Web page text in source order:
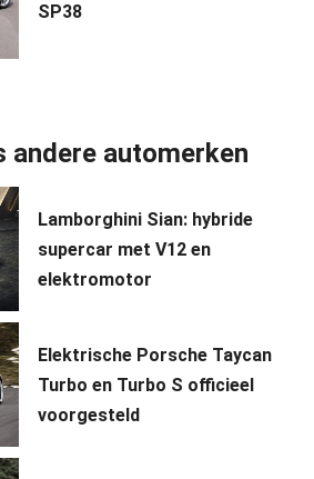
SP38
andere automerken
Lamborghini Sian: hybride
supercar met V12 en
elektromotor
Elektrische Porsche Taycan
Turbo en Turbo S officieel
voorgesteld